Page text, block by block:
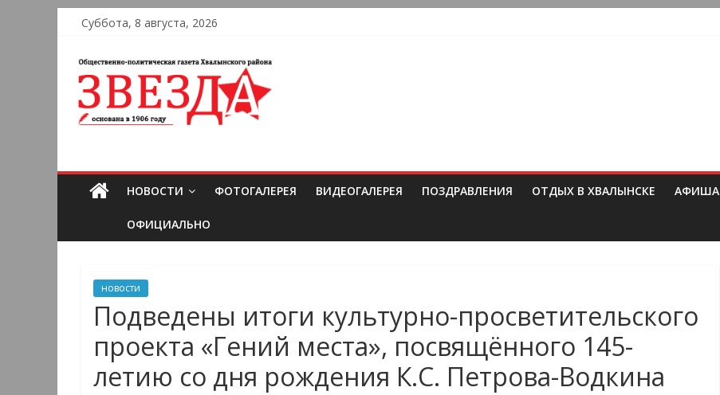
Суббота, 8 августа, 2026
НОВОСТИ ФОТОГАЛЕРЕЯ ВИДЕОГАЛЕРЕЯ ПОЗДРАВЛЕНИЯ ОТДЫХ В ХВАЛЫНСКЕ АФИША
ОФИЦИАЛЬНО
новости
Подведены итоги культурно-просветительского
проекта «Гений места», посвящённого 145-
летию со дня рождения К.С. Петрова-Водкина